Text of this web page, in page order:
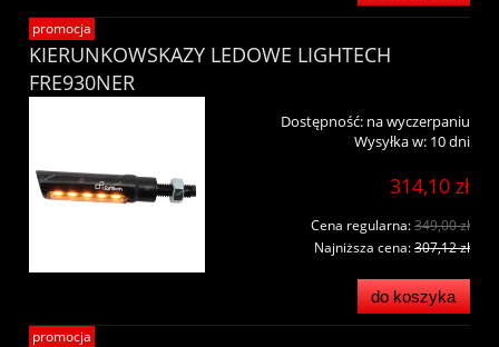
KIERUNKOWSKAZY LEDOWE LIGHTECH
FRE930NER
Dostępność: na wyczerpaniu
Wysyłka w: 10 dni
314,10 zł
Cena regularna:349,00 zł
Najniższa cena:307,12 zł
do koszyka
promocja
promocja